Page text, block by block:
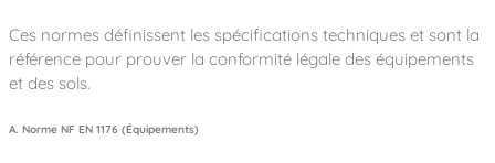
Ces normes définissent les spécifications techniques et sont la
référence pour prouver la conformité légale des équipements
et des sols.
A. Norme NF EN 1176 (Équipements)